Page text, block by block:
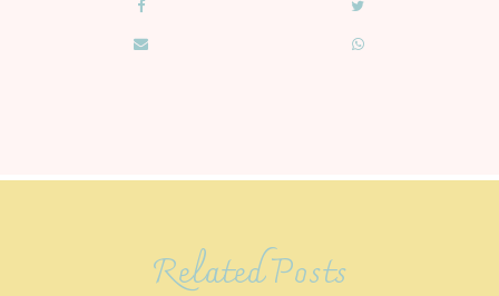
Related Posts